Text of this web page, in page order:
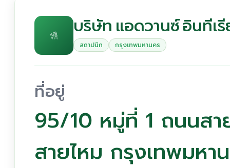
บริษัท แอดวานซ์ อินทีเ
สถาปนิก กรุงเทพมหานคร
ที่อยู่
95/10 หมู่ที่ 1 ถนนสา
สายไหม กรุงเทพมหา